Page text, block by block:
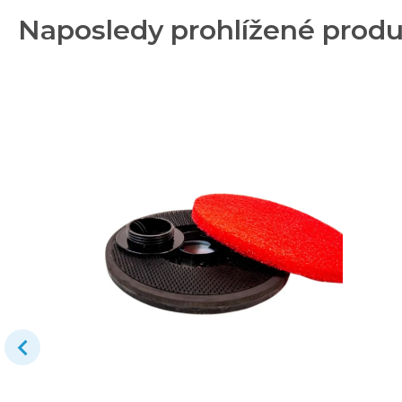
Naposledy prohlížené